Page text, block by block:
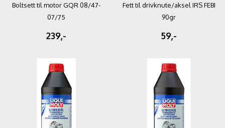
Boltsett til motor GQR 08/47-
07/75
239,-
Fett til drivknute/aksel IRS FEBI
90gr
59,-